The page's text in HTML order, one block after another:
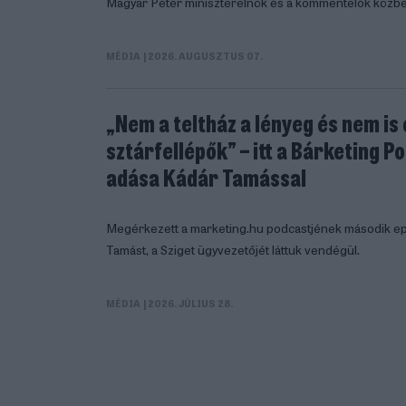
MÉDIA | 2026. AUGUSZTUS 07.
„Nem a teltház a lényeg és nem
sztárfellépők” – itt a Bárketing
adása Kádár Tamással
Megérkezett a marketing.hu podcastjének második
Tamást, a Sziget ügyvezetőjét láttuk vendégül.
MÉDIA | 2026. JÚLIUS 28.